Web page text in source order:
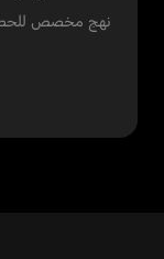
نهج مخصص